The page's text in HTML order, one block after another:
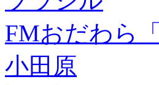
FMおだわら
小田原